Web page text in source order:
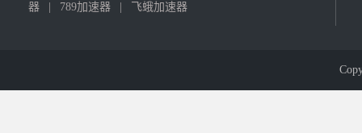
器
789加速器 飞蛾加速器